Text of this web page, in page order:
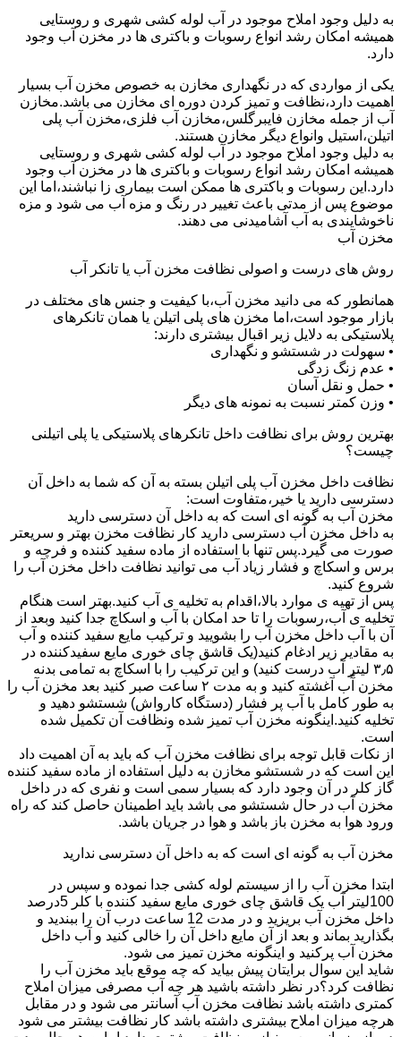
به دلیل وجود املاح موجود در آب لوله کشی شهری و روستایی
همیشه امکان رشد انواع رسوبات و باکتری ها در مخزن آب وجود
دارد.
یکی از مواردی که در نگهداری مخازن به خصوص مخزن آب بسیار
اهمیت دارد،نظافت و تمیز کردن دوره ای مخازن می باشد.مخازن
آب از جمله مخازن فایبرگلس،مخازن آب فلزی،مخزن آب پلی
اتیلن،استیل وانواع دیگر مخازن هستند.
به دلیل وجود املاح موجود در آب لوله کشی شهری و روستایی
همیشه امکان رشد انواع رسوبات و باکتری ها در مخزن آب وجود
دارد.این رسوبات و باکتری ها ممکن است بیماری زا نباشند،اما این
موضوع پس از مدتی باعث تغییر در رنگ و مزه آب می شود و مزه
ناخوشایندی به آب آشامیدنی می دهند.
مخزن آب
روش های درست و اصولی نظافت مخزن آب یا تانکر آب
همانطور که می دانید مخزن آب،با کیفیت و جنس های مختلف در
بازار موجود است،اما مخزن های پلی اتیلن یا همان تانکرهای
پلاستیکی به دلایل زیر اقبال بیشتری دارند:
• سهولت در شستشو و نگهداری
• عدم زنگ زدگی
• حمل و نقل آسان
• وزن کمتر نسبت به نمونه های دیگر
بهترین روش برای نظافت داخل تانکرهای پلاستیکی یا پلی اتیلنی
چیست؟
نظافت داخل مخزن آب پلی اتیلن بسته به آن که شما به داخل آن
دسترسی دارید یا خیر،متفاوت است:
مخزن آب به گونه ای است که به داخل آن دسترسی دارید
به داخل مخزن آب دسترسی دارید کار نظافت مخزن بهتر و سریعتر
صورت می گیرد.پس تنها با استفاده از ماده سفید کننده و فرچه و
برس و اسکاچ و فشار زیاد آب می توانید نظافت داخل مخزن آب را
شروع کنید.
پس از تهیه ی موارد بالا،اقدام به تخلیه ی آب کنید.بهتر است هنگام
تخلیه ی آب،رسوبات را تا حد امکان با آب و اسکاچ جدا کنید وبعد از
آن با آب داخل مخزن آب را بشویید و ترکیب مایع سفید کننده و آب
به مقادیر زیر ادغام کنید(یک قاشق چای خوری مایع سفیدکننده در
۳٫۵ لیتر آب درست کنید) و این ترکیب را با اسکاچ به تمامی بدنه
مخزن آّب آغشته کنید و به مدت ۲ ساعت صبر کنید بعد مخزن آب را
به طور کامل با آب پر فشار (دستگاه کارواش) شستشو دهید و
تخلیه کنید.اینگونه مخزن آب تمیز شده ونظافت آن تکمیل شده
است.
از نکات قابل توجه برای نظافت مخزن آب که باید به آن اهمیت داد
این است که در شستشو مخازن به دلیل استفاده از ماده سفید کننده
گاز کلر در آن وجود دارد که بسیار سمی است و نفری که در داخل
مخزن آب در حال شستشو می باشد باید اطمینان حاصل کند که راه
ورود هوا به مخزن باز باشد و هوا در جریان باشد.
مخزن آب به گونه ای است که به داخل آن دسترسی ندارید
ابتدا مخزن آب را از سیستم لوله کشی جدا نموده و سپس در
100لیتر آب یک قاشق چای خوری مایع سفید کننده با کلر 5درصد
داخل مخزن آب بریزید و در مدت 12 ساعت درب آن را ببندید و
بگذارید بماند و بعد از آن مایع داخل آن را خالی کنید و آب داخل
مخزن آب پرکنید و اینگونه مخزن تمیز می شود.
شاید این سوال برایتان پیش بیاید که چه موقع باید مخزن آب را
نظافت کرد؟در نظر داشته باشید هر چه آب مصرفی میزان املاح
کمتری داشته باشد نظافت مخزن آب آسانتر می شود و در مقابل
هرچه میزان املاح بیشتری داشته باشد کار نظافت بیشتر می شود